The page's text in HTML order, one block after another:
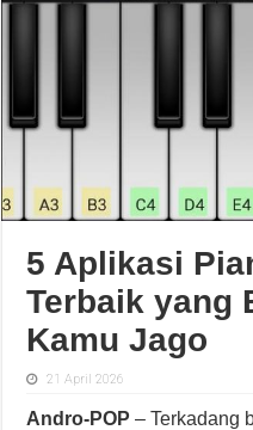
5 Aplikasi
Terbaik yang
Kamu Jago
21 April 2026
Andro-POP – Terkadang